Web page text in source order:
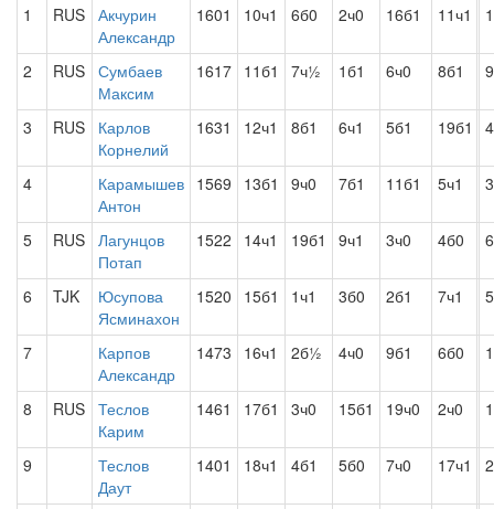
1
RUS Акчурин
Александр
1601 10ч1 6б0 2ч0 16б1 11ч1
2 RUS Сумбаев
Максим
1617 11б1 7ч½ 1б1 6ч0 8б1
3 RUS
Карлов
Корнелий
1631 12ч1 8б1 6ч1 5б1 19б1
4
Карамышев
Антон
1569 13б1 9ч0 7б1 11б1 5ч1
5 RUS Лагунцов
Потап
1522 14ч1 19б1 9ч1 3ч0 4б0
6 TJK
Юсупова
Ясминахон
1520 15б1 1ч1 3б0 2б1 7ч1
7
Карпов
Александр
1473 16ч1 2б½ 4ч0 9б1 6б0
8 RUS Теслов
Карим
1461 17б1 3ч0 15б1 19ч0 2ч0
9
Теслов
Даут
1401 18ч1 4б1 5б0 7ч0 17ч1